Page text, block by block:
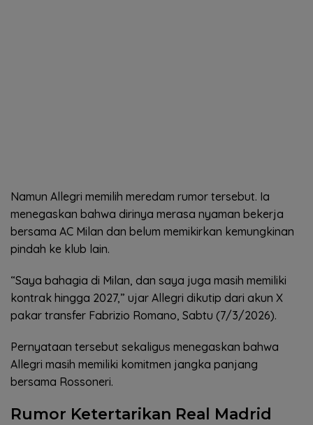
Namun Allegri memilih meredam rumor tersebut. Ia
menegaskan bahwa dirinya merasa nyaman bekerja
bersama AC Milan dan belum memikirkan kemungkinan
pindah ke klub lain.
“Saya bahagia di Milan, dan saya juga masih memiliki
kontrak hingga 2027,” ujar Allegri dikutip dari akun X
pakar transfer Fabrizio Romano, Sabtu (7/3/2026).
Pernyataan tersebut sekaligus menegaskan bahwa
Allegri masih memiliki komitmen jangka panjang
bersama Rossoneri.
Rumor Ketertarikan Real Madrid